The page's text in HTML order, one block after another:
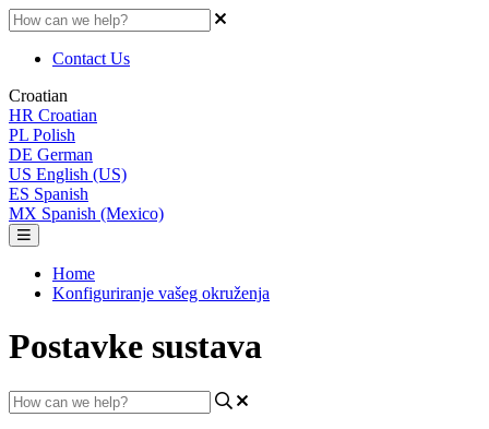
Contact Us
Croatian
HR Croatian
PL Polish
DE German
US English (US)
ES Spanish
MX Spanish (Mexico)
Home
Konfiguriranje vašeg okruženja
Postavke sustava